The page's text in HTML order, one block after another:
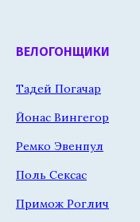
ВЕЛОГОНЩИКИ
Тадей Погачар
Йонас Вингегор
Ремко Эвенпул
Поль Сексас
Примож Роглич